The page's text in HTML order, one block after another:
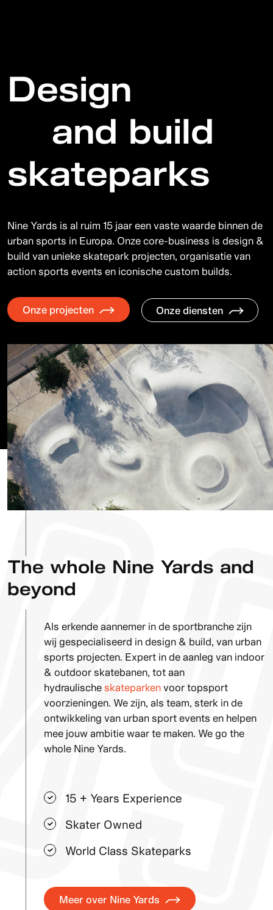
Design
and build
skateparks
Nine Yards is al ruim 15 jaar een vaste waarde binnen de
urban sports in Europa. Onze core-business is design &
build van unieke skatepark projecten, organisatie van
action sports events en iconische custom builds.
Onze projecten Onze diensten
The whole Nine Yards and
beyond
Als erkende aannemer in de sportbranche zijn
wij gespecialiseerd in design & build, van urban
sports projecten. Expert in de aanleg van indoor
& outdoor skatebanen, tot aan
hydraulischeskateparkenvoor topsport
voorzieningen. We zijn, als team, sterk in de
ontwikkeling van urban sport events en helpen
mee jouw ambitie waar te maken. We go the
whole Nine Yards.
15 + Years Experience
Skater Owned
World Class Skateparks
Meer over Nine Yards